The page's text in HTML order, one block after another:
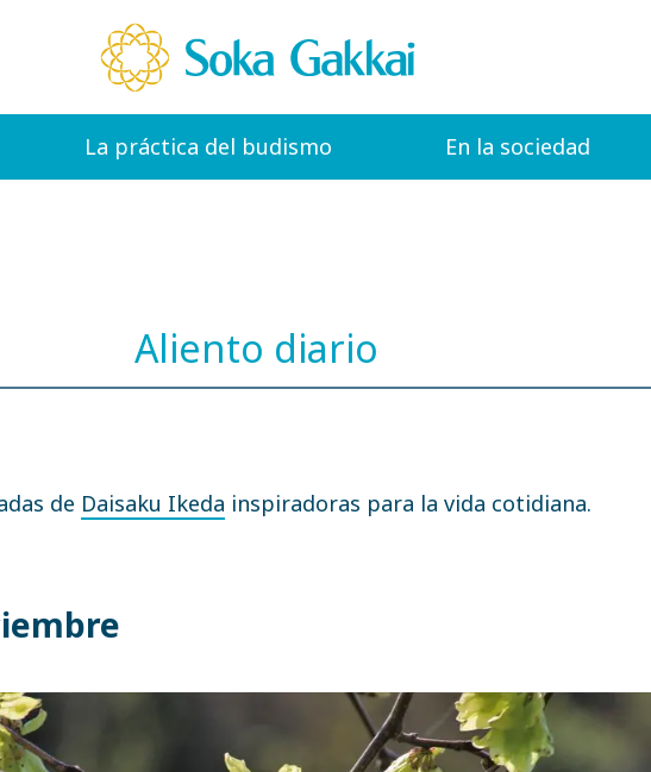
La práctica del budismo En la sociedad
Aliento diario
de Daisaku Ikeda inspiradoras para la vida cotidiana.